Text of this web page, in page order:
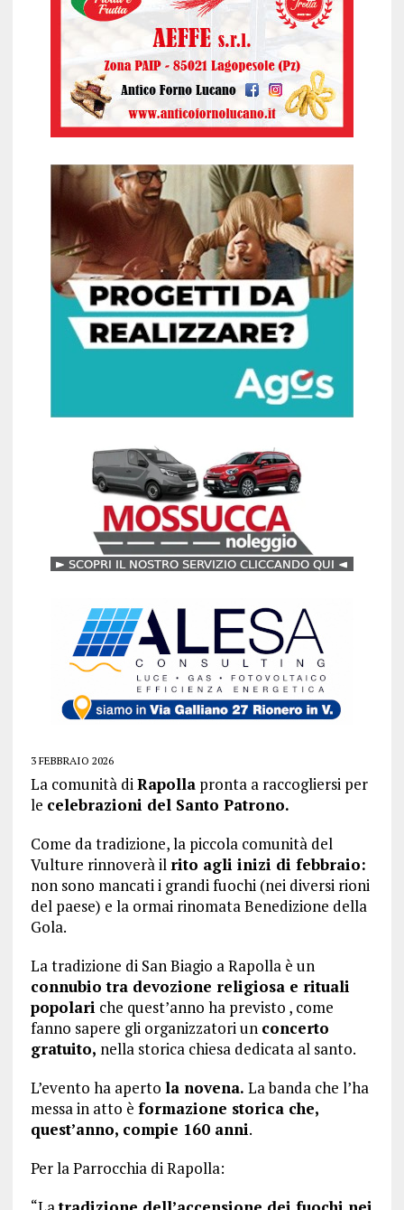
3 FEBBRAIO 2026
La comunità diRapollapronta a raccogliersi per
le celebrazioni del Santo Patrono.
Come da tradizione, la piccola comunità del
Vulture rinnoverà il rito agli inizi di febbraio:
non sono mancati i grandi fuochi (nei diversi rioni
del paese) e la ormai rinomata Benedizione della
Gola.
La tradizione di San Biagio a Rapolla è un
connubio tra devozione religiosa e rituali
popolari che quest’anno ha previsto , come
fanno sapere gli organizzatori un concerto
gratuito, nella storica chiesa dedicata al santo.
L’evento ha aperto la novena. La banda che l’ha
messa in atto è formazione storica che,
quest’anno, compie 160 anni.
Per la Parrocchia di Rapolla: